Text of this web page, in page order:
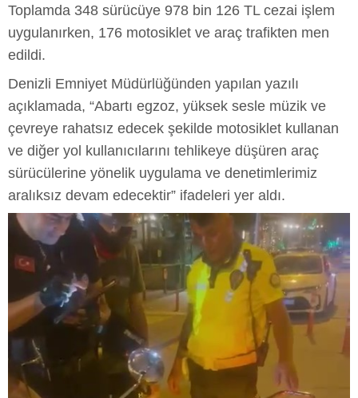
Toplamda 348 sürücüye 978 bin 126 TL cezai işlem
uygulanırken, 176 motosiklet ve araç trafikten men
edildi.
Denizli Emniyet Müdürlüğünden yapılan yazılı
açıklamada, “Abartı egzoz, yüksek sesle müzik ve
çevreye rahatsız edecek şekilde motosiklet kullanan
ve diğer yol kullanıcılarını tehlikeye düşüren araç
sürücülerine yönelik uygulama ve denetimlerimiz
aralıksız devam edecektir” ifadeleri yer aldı.